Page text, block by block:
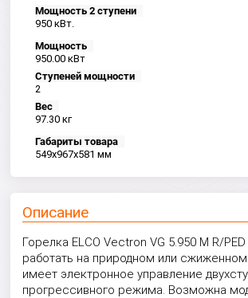
Мощность 2 ступени
950 кВт.
Мощность
950.00 кВт
Ступеней мощности
2
Вес
97.30 кг
Габариты товара
549x967x581 мм
Описание
Горелка ELCO Vectron VG 5.950 M R/
работать на природном или сжиженном
имеет электронное управление
прогрессивного режима. Возможна